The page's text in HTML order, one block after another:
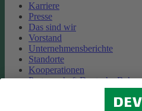
Karriere
Presse
Das sind wir
Vorstand
Unternehmensberichte
Standorte
Kooperationen
Partnerschaft Deutsche Bahn